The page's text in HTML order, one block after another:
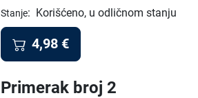
Stanje: Korišćeno, u odličnom stanju
4,98 €
Primerak broj 2